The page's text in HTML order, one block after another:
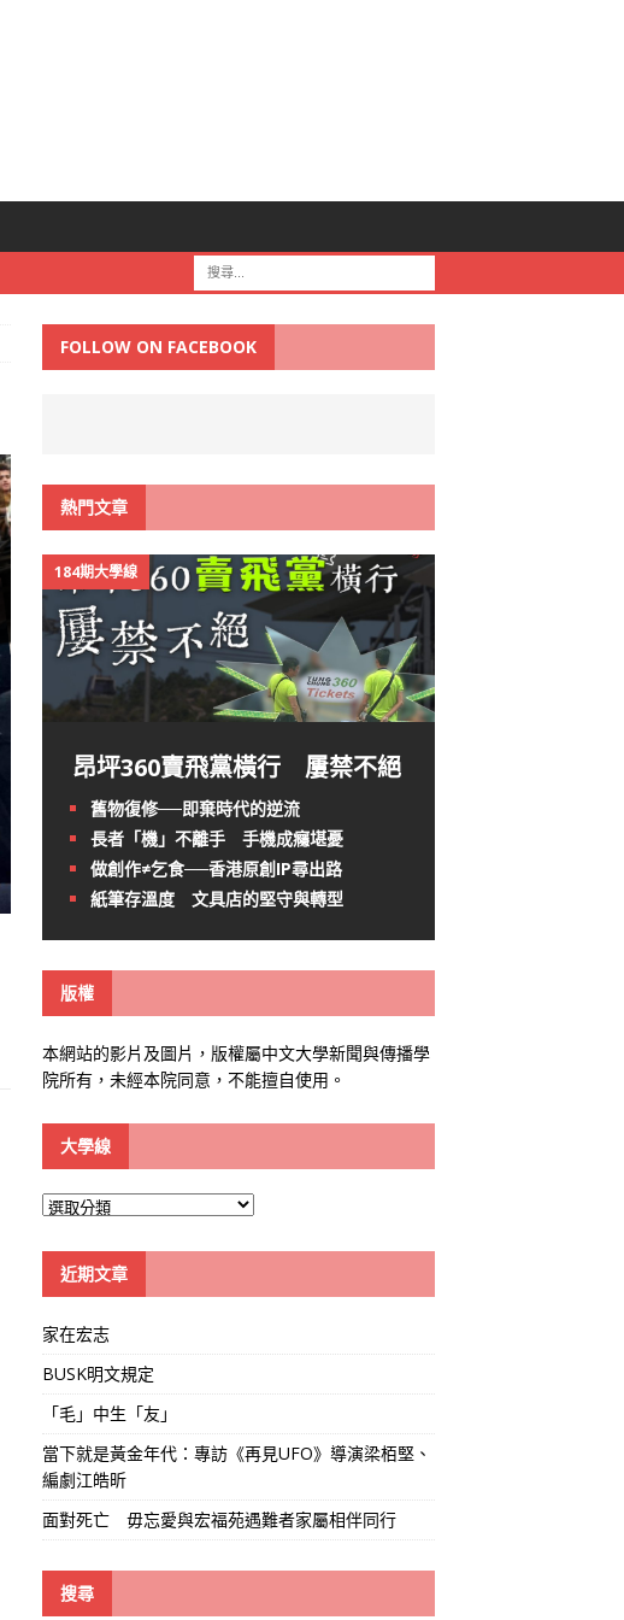
FOLLOW ON FACEBOOK
熱門文章
184期大學線
昂坪360賣飛黨橫行 屢禁不絕
舊物復修──即棄時代的逆流
長者「機」不離手 手機成癮堪憂
做創作≠乞食──香港原創IP尋出路
紙筆存溫度 文具店的堅守與轉型
版權
本網站的影片及圖片，版權屬中文大學新聞與傳播學
院所有，未經本院同意，不能擅自使用。
大學線
大
線
近期文章
家在宏志
BUSK明文規定
「毛」中生「友」
當下就是黃金年代：專訪《再見UFO》導演梁栢堅、
編劇江皓昕
面對死亡 毋忘愛與宏福苑遇難者家屬相伴同行
搜尋